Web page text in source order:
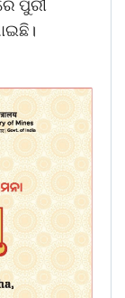
ପୁରୀ